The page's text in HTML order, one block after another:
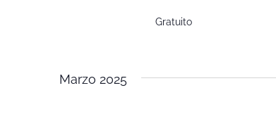
Gratuito
Marzo 2025